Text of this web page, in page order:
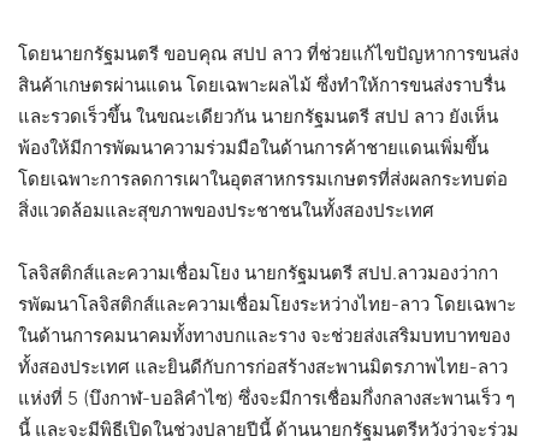
โดยนายกรัฐมนตรี ขอบคุณ สปป ลาว ที่ช่วยแก้ไขปัญหาการขนส่ง
สินค้าเกษตรผ่านแดน โดยเฉพาะผลไม้ ซึ่งทำให้การขนส่งราบรื่น
และรวดเร็วขึ้น ในขณะเดียวกัน นายกรัฐมนตรี สปป ลาว ยังเห็น
พ้องให้มีการพัฒนาความร่วมมือในด้านการค้าชายแดนเพิ่มขึ้น
โดยเฉพาะการลดการเผาในอุตสาหกรรมเกษตรที่ส่งผลกระทบต่อ
สิ่งแวดล้อมและสุขภาพของประชาชนในทั้งสองประเทศ
โลจิสติกส์และความเชื่อมโยง นายกรัฐมนตรี สปป.ลาวมองว่ากา
รพัฒนาโลจิสติกส์และความเชื่อมโยงระหว่างไทย-ลาว โดยเฉพาะ
ในด้านการคมนาคมทั้งทางบกและราง จะช่วยส่งเสริมบทบาทของ
ทั้งสองประเทศ และยินดีกับการก่อสร้างสะพานมิตรภาพไทย-ลาว
แห่งที่ 5 (บึงกาฬ-บอลิคำไซ) ซึ่งจะมีการเชื่อมกึ่งกลางสะพานเร็ว ๆ
นี้ และจะมีพิธีเปิดในช่วงปลายปีนี้ ด้านนายกรัฐมนตรีหวังว่าจะร่วม